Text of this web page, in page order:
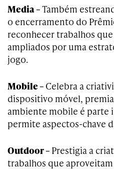
Media –Também
o encerramento do
reconhecer trabalhos
ampliados por uma
jogo.
Mobile – Celebra a
dispositivo móvel,
ambiente mobile é parte
permite aspectos-­chave
Outdoor – Prestigia a
trabalhos que